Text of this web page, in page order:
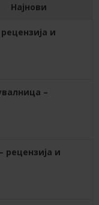
Најнови
и
–
рецензија и